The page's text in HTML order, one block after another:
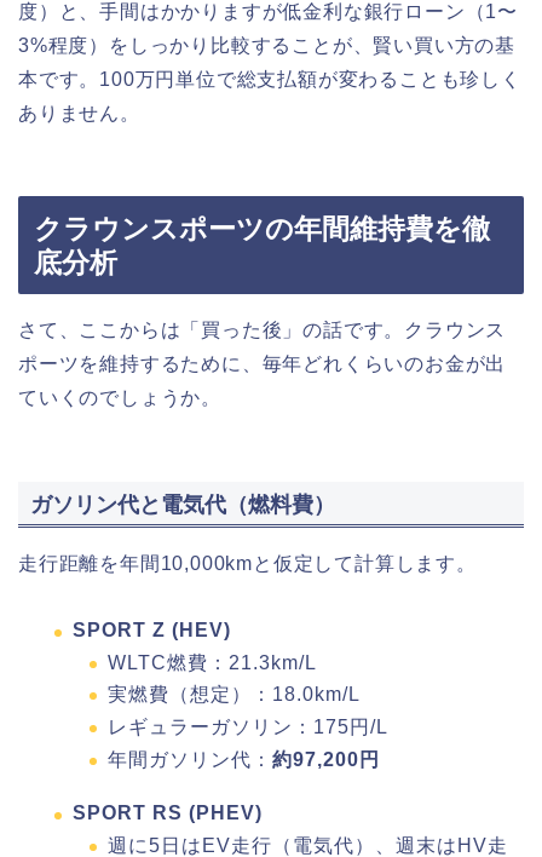
度）と、手間はかかりますが低金利な銀行ローン（1〜
3%程度）をしっかり比較することが、賢い買い方の基
本です。100万円単位で総支払額が変わることも珍しく
ありません。
クラウンスポーツの年間維持費を徹
底分析
さて、ここからは「買った後」の話です。クラウンス
ポーツを維持するために、毎年どれくらいのお金が出
ていくのでしょうか。
ガソリン代と電気代（燃料費）
走行距離を年間10,000kmと仮定して計算します。
SPORT Z (HEV)
WLTC燃費：21.3km/L
実燃費（想定）：18.0km/L
レギュラーガソリン：175円/L
年間ガソリン代： 約97,200円
SPORT RS (PHEV)
週に5日はEV走行（電気代）、週末はHV走